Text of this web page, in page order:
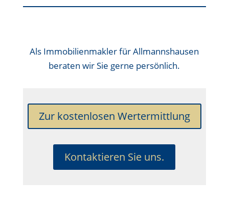
Als Immobilienmakler für Allmannshausen
beraten wir Sie gerne persönlich.
Zur kostenlosen Wertermittlung
Kontaktieren Sie uns.